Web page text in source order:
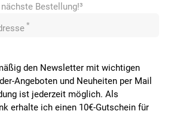
Bestellung!³
*
den Newsletter mit wichtigen
Angeboten und Neuheiten per Mail
ist jederzeit möglich. Als
erhalte ich einen 10€-Gutschein für